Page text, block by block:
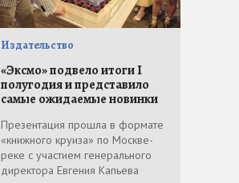
Издательство
«Эксмо» подвело итоги I
полугодия и представило
самые ожидаемые новинки
Презентация прошла в формате
«книжного круиза» по Москве-
реке с участием генерального
директора Евгения Капьева